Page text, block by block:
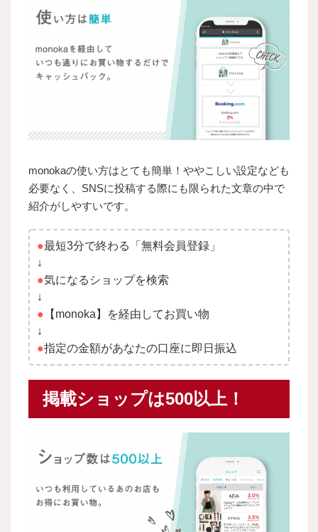
monokaの使い方はとても簡単！ややこしい設定なども
必要なく、SNSに投稿する際にも限られた文章の中で
紹介がしやすいです。
●最短3分で終わる「無料会員登録」
↓
●気になるショップを検索
↓
● 【monoka】を経由してお買い物
↓
●指定の金額があなたの口座に即日振込
掲載ショップは500以上！